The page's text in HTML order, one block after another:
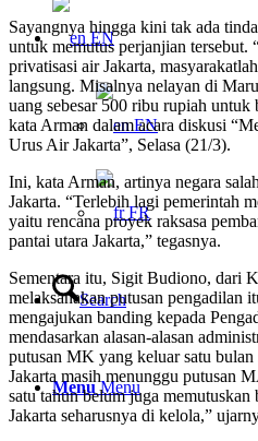
EN
EN
FR
Search
Menu Menu
Sayangnya hingga kini tak ada
untuk memutus perjanjian tersebut.
privatisasi air Jakarta,
langsung. Misalnya nelayan di
uang sebesar 500 ribu rupiah untuk
kata Arman dalam acara diskusi
Urus Air Jakarta”, Selasa (21/3).
Ini, kata Arman, artinya negara
Jakarta. “Terlebih lagi pemerintah
yaitu rencana proyek raksasa
pantai utara Jakarta,” tegasnya.
Sementara itu, Sigit Budiono, dari
melaksanakan putusan pengadilan
mengajukan banding kepada
mendasarkan alasan-alasan
putusan MK yang keluar satu
Jakarta masih menunggu putusan
satu tahun belum juga memutuskan
Jakarta seharusnya di kelola,”